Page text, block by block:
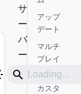
サ
ー
バ
ー
アップ
デート
マルチ
プレイ
ヤー
カスタ